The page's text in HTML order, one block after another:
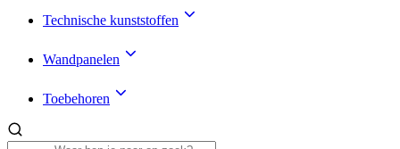
Technische kunststoffen
Wandpanelen
Toebehoren